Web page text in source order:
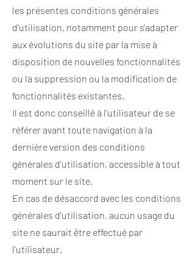
les présentes conditions générales
d'utilisation, notamment pour s'adapter
aux évolutions du site par la mise à
disposition de nouvelles fonctionnalités
ou la suppression ou la modification de
fonctionnalités existantes.
Il est donc conseillé à l'utilisateur de se
référer avant toute navigation à la
dernière version des conditions
générales d'utilisation, accessible à tout
moment sur le site.
En cas de désaccord avec les conditions
générales d'utilisation, aucun usage du
site ne saurait être effectué par
l'utilisateur.​